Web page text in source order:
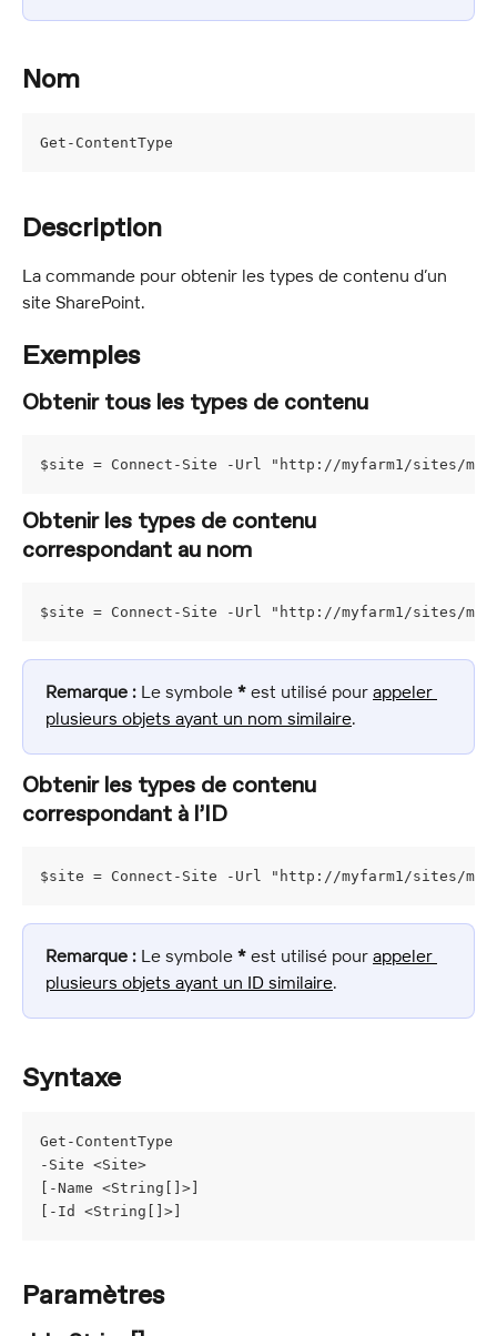
Nom
Get-ContentType
Description
La commande pour obtenir les types de contenu d’un
site SharePoint.
Exemples
Obtenir tous les types de contenu
$site = Connect-Site -Url "http://myfarm1/sites/
Obtenir les types de contenu
correspondant au nom
$site = Connect-Site -Url "http://myfarm1/sites/
Remarque : Le symbole * est utilisé pour appeler
plusieurs objets ayant un nom similaire.
Obtenir les types de contenu
correspondant à l’ID
$site = Connect-Site -Url "http://myfarm1/sites/
Remarque : Le symbole * est utilisé pour appeler
plusieurs objets ayant un ID similaire.
Syntaxe
Get-ContentType
-Site <Site>
[-Name <String[]>]
[-Id <String[]>]
Paramètres